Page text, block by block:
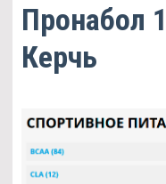
Пронабол
Керчь